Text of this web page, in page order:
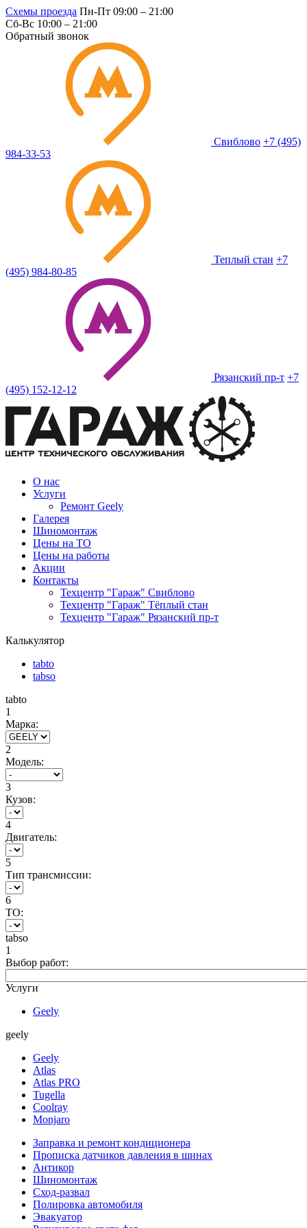
Схемы проезда Пн-Пт 09:00 – 21:00
Сб-Вс 10:00 – 21:00
Обратный звонок
Свиблово +7 (495)
984-33-53
Теплый стан +7
(495) 984-80-85
Рязанский пр-т +7
(495) 152-12-12
О нас
Услуги
Ремонт Geely
Галерея
Шиномонтаж
Цены на ТО
Цены на работы
Акции
Контакты
Техцентр "Гараж" Свиблово
Техцентр "Гараж" Тёплый стан
Техцентр "Гараж" Рязанский пр-т
Калькулятор
tabto
tabso
tabto
1
Марка:
2
Модель:
3
Кузов:
4
Двигатель:
5
Тип трансмиссии:
6
ТО:
tabso
1
Выбор работ:
Услуги
Geely
geely
Geely
Atlas
Atlas PRO
Tugella
Coolray
Monjaro
Заправка и ремонт кондиционера
Прописка датчиков давления в шинах
Антикор
Шиномонтаж
Сход-развал
Полировка автомобиля
Эвакуатор